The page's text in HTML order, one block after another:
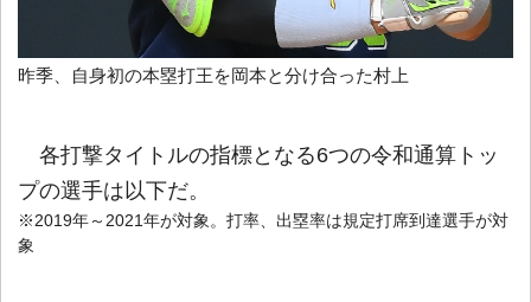
昨季、自身初の本塁打王を岡本と分け合った村上
各打撃タイトルの指標となる6つの令和通算トッ
プの選手は以下だ。
※2019年～2021年が対象。打率、出塁率は規定打席到達選手が対
象